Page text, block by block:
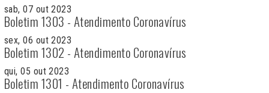
sab, 07 out 2023
Boletim 1303 - Atendimento Coronavírus
sex, 06 out 2023
Boletim 1302 - Atendimento Coronavírus
qui, 05 out 2023
Boletim 1301 - Atendimento Coronavírus